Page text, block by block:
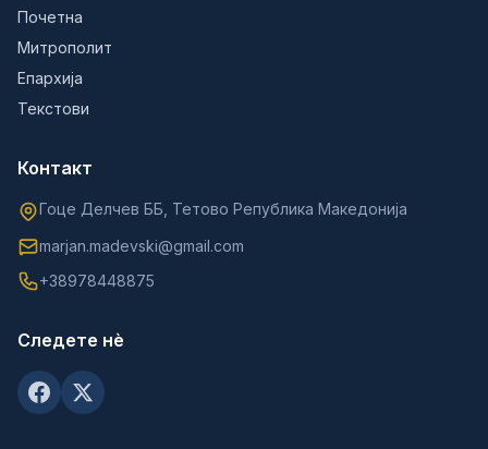
Почетна
Митрополит
Епархија
Текстови
Контакт
Гоце Делчев ББ, Тетово Република Македонија
marjan.madevski@gmail.com
+38978448875
Следете нè